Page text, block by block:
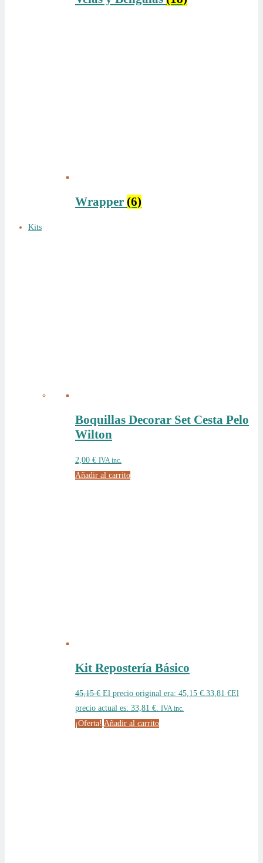
Wrapper (6)
Kits
Boquillas Decorar Set Cesta Pelo
Wilton
2,00 € IVA inc.
Añadir al carrito
Kit Repostería Básico
45,15€ El precio original era: 45,15 €. 33,81 €El
precio actual es: 33,81 €.
IVA inc.
¡Oferta! Añadir al carrito